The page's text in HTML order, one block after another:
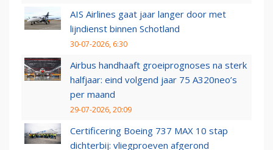
AIS Airlines gaat jaar langer door met
lijndienst binnen Schotland
30-07-2026, 6:30
Airbus handhaaft groeiprognoses na sterk
halfjaar: eind volgend jaar 75 A320neo’s
per maand
29-07-2026, 20:09
Certificering Boeing 737 MAX 10 stap
dichterbij: vliegproeven afgerond